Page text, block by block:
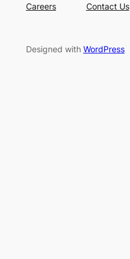
Careers
Contact Us
Designed with WordPress